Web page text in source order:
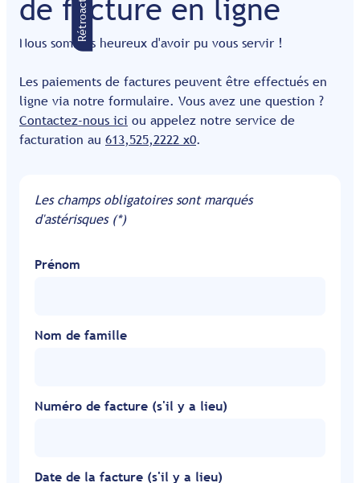
de facture en ligne
Nous sommes heureux d'avoir pu vous servir !
Les paiements de factures peuvent être effectués en
ligne via notre formulaire. Vous avez une question ?
Contactez-nous ici ou appelez notre service de
facturation au 613,525,2222 x0.
Les champs obligatoires sont marqués
d'astérisques (*)
Prénom
Nom de famille
Numéro de facture (s'il y a lieu)
Date de la facture (s'il y a lieu)